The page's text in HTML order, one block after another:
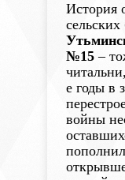
История
№15–
е годы в
войны